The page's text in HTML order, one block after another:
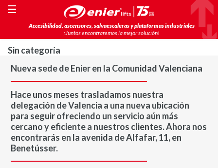
Accesibilidad, ascensores, salvaescaleras y plataformas industriales
¡Juntos encontraremos la mejor solución!
☰
Sin categoría
Nueva sede de Enier en la Comunidad Valenciana
Hace unos meses trasladamos nuestra
delegación de Valencia a una nueva ubicación
para seguir ofreciendo un servicio aún más
cercano y eficiente a nuestros clientes. Ahora nos
encontrarás en la avenida de Alfafar, 11, en
Benetússer.